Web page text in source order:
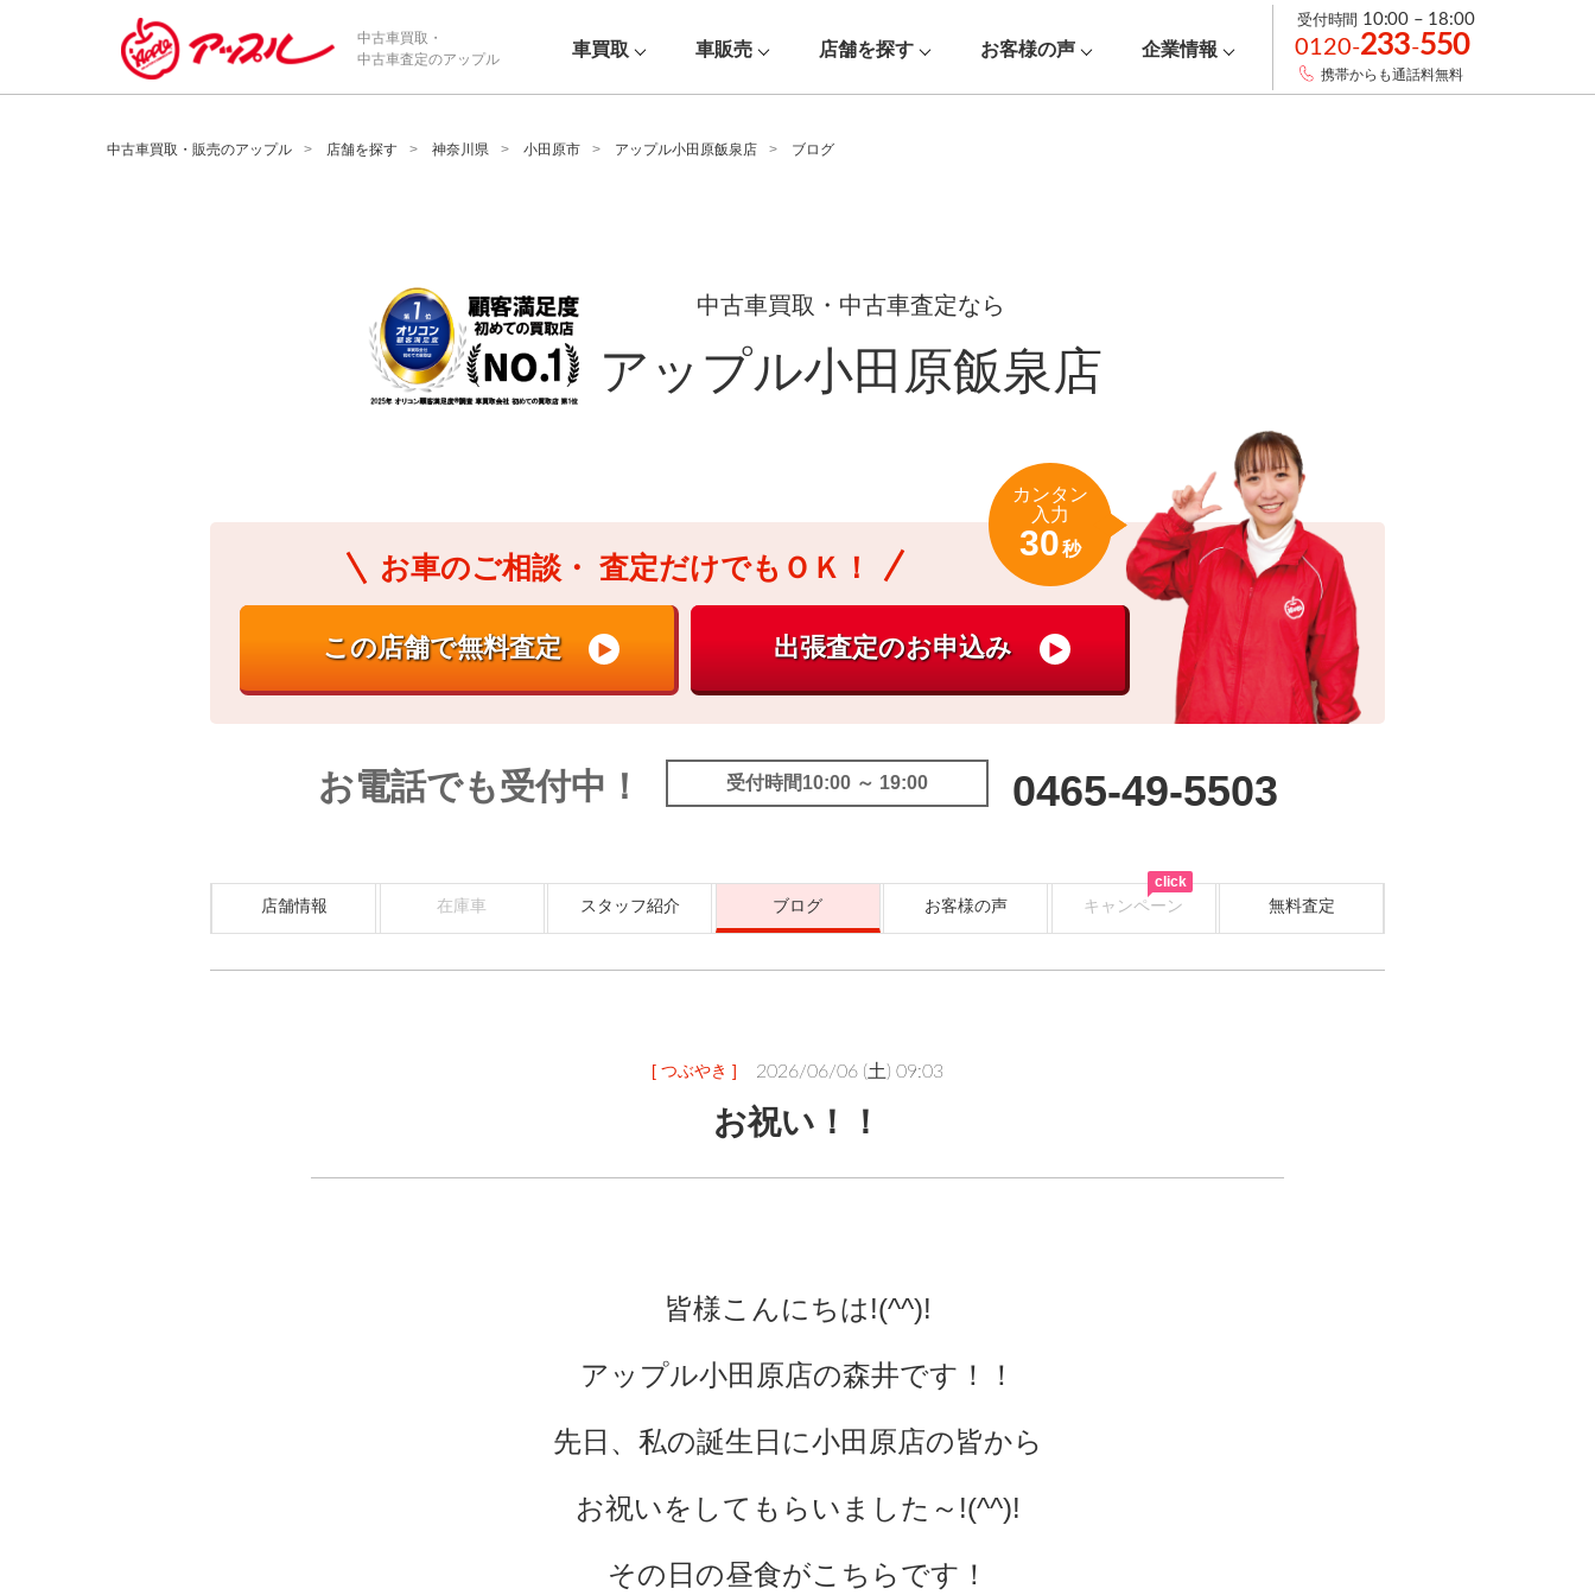
/*ABテスト_新規査定フォームの為のCVボタン*/
中古車買取・
中古車査定のアップル
車買取 車販売 店舗を探す お客様の声 企業情報
受付時間 10:00 – 18:00
0120-233-550
携帯からも通話料無料
中古車買取・販売のアップル 店舗を探す 神奈川県 小田原市 アップル小田原飯泉店 ブログ
中古車買取・中古車査定なら
アップル小田原飯泉店
お車のご相談・ 査定だけでもＯＫ！
カンタン
入力
30秒
お電話でも受付中！ 受付時間10:00 ～ 19:00 0465-49-5503
店舗情報 在庫車 スタッフ紹介 ブログ お客様の声 キャンペーン 無料査定
click
[ つぶやき ] 2026/06/06 (土) 09:03
お祝い！！
皆様こんにちは!(^^)!
アップル小田原店の森井です！！
先日、私の誕生日に小田原店の皆から
お祝いをしてもらいました～!(^^)!
その日の昼食がこちらです！